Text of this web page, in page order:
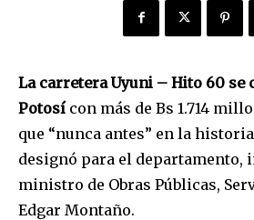
La carretera Uyuni – Hito 60 se
Potosícon más de Bs 1.714
que “nunca antes” en la
designó para el departamento,
ministro de Obras Públicas,
Edgar Montaño.